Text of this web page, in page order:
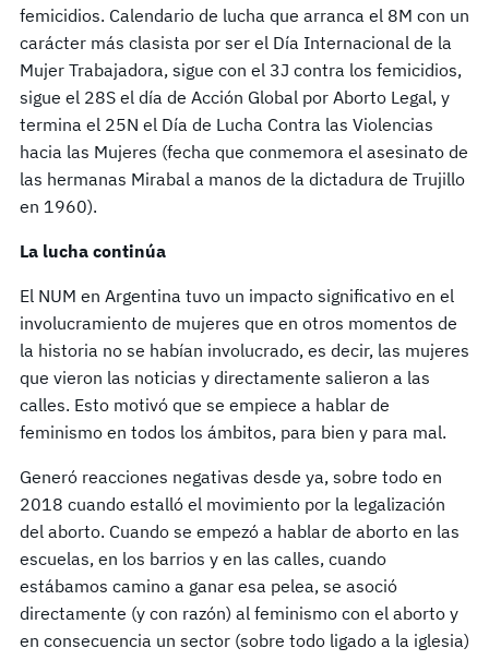
femicidios. Calendario de lucha que arranca el 8M con un
carácter más clasista por ser el Día Internacional de la
Mujer Trabajadora, sigue con el 3J contra los femicidios,
sigue el 28S el día de Acción Global por Aborto Legal, y
termina el 25N el Día de Lucha Contra las Violencias
hacia las Mujeres (fecha que conmemora el asesinato de
las hermanas Mirabal a manos de la dictadura de Trujillo
en 1960).
La lucha continúa
El NUM en Argentina tuvo un impacto significativo en el
involucramiento de mujeres que en otros momentos de
la historia no se habían involucrado, es decir, las mujeres
que vieron las noticias y directamente salieron a las
calles. Esto motivó que se empiece a hablar de
feminismo en todos los ámbitos, para bien y para mal.
Generó reacciones negativas desde ya, sobre todo en
2018 cuando estalló el movimiento por la legalización
del aborto. Cuando se empezó a hablar de aborto en las
escuelas, en los barrios y en las calles, cuando
estábamos camino a ganar esa pelea, se asoció
directamente (y con razón) al feminismo con el aborto y
en consecuencia un sector (sobre todo ligado a la iglesia)